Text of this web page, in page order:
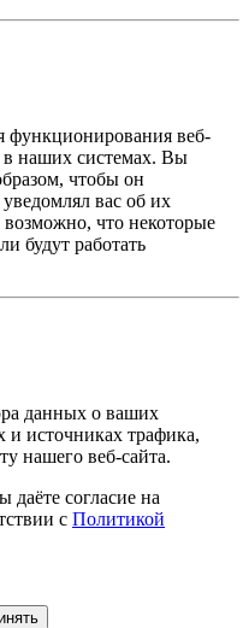
функционирования веб-
в наших системах. Вы
чтобы он
вас об их
возможно, что некоторые
будут работать
данных о ваших
и источниках трафика,
нашего веб-сайта.
согласие на
с Политикой